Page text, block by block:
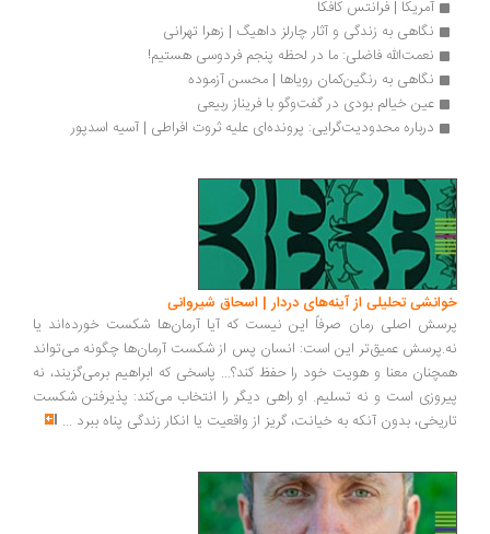
آمریکا | فرانتس کافکا
نگاهی به زندگی و آثار چارلز داهیگ | زهرا تهرانی
نعمت‌الله فاضلی: ما در لحظه پنجم فردوسی هستیم!
نگاهی به رنگین‌کمان رویاها | محسن آزموده
عین خیالم بودی در گفت‌وگو با فریناز ربیعی
درباره محدودیت‌گرایی: پرونده‌ای علیه ثروت افراطی | آسیه اسدپور
تحلیلی از آینه‌های دردار | اسحاق شیروانی
اصلی رمان صرفاً این نیست که آیا آرمان‌ها شکست خورده‌اند یا
عمیق‌تر این است: انسان پس از شکست آرمان‌ها چگونه می‌تواند
معنا و هویت خود را حفظ کند؟... پاسخی که ابراهیم برمی‌گزیند، نه
است و نه تسلیم. او راهی دیگر را انتخاب می‌کند: پذیرفتن شکست
بدون آنکه به خیانت، گریز از واقعیت یا انکار زندگی پناه ببرد...